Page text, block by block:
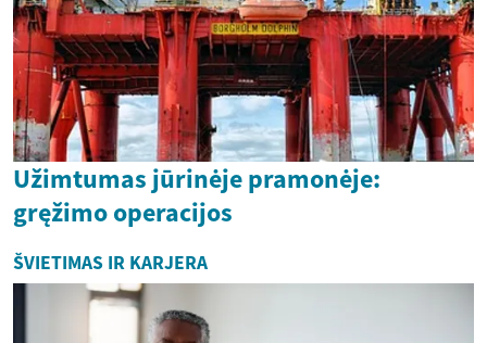
Užimtumas jūrinėje pramonėje:
gręžimo operacijos
ŠVIETIMAS IR KARJERA